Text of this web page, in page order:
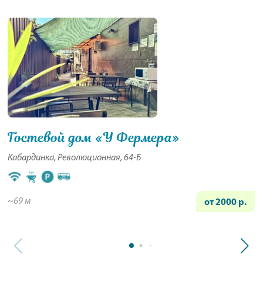
Гостевой дом «У Фермера»
Кабардинка, Революционная, 64-Б
~69 м от 2000 р.